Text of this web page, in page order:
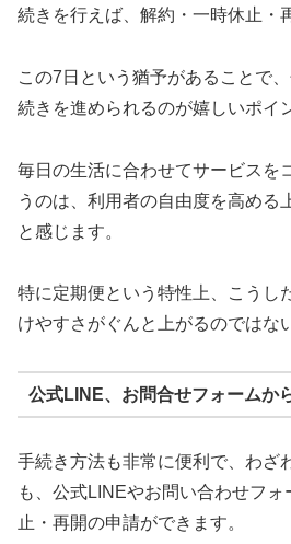
続きを行えば、解約・一時休止・
この7日という猶予があることで
続きを進められるのが嬉しいポイ
毎日の生活に合わせてサービスを
うのは、利用者の自由度を高める
と感じます。
特に定期便という特性上、こうし
けやすさがぐんと上がるのではな
公式LINE、お問合せフォームか
手続き方法も非常に便利で、わざ
も、公式LINEやお問い合わせフ
止・再開の申請ができます。